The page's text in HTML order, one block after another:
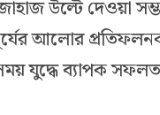
উল্টে দেওয়া
আলোর
যুদ্ধে ব্যাপক